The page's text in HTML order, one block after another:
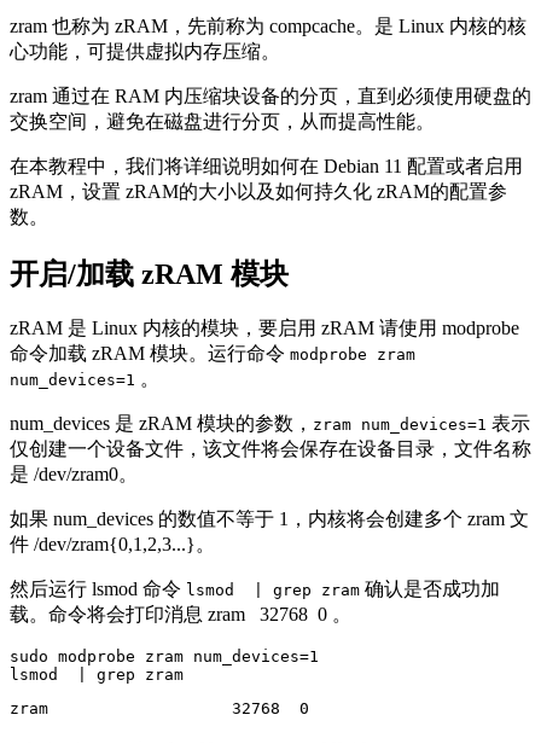
zram 也称为 zRAM，先前称为 compcache。是 Linux 内核的核
心功能，可提供虚拟内存压缩。
zram 通过在 RAM 内压缩块设备的分页，直到必须使用硬盘的
交换空间，避免在磁盘进行分页，从而提高性能。
在本教程中，我们将详细说明如何在 Debian 11 配置或者启用
zRAM，设置 zRAM的大小以及如何持久化 zRAM的配置参
数。
开启/加载 zRAM 模块
zRAM 是 Linux 内核的模块，要启用 zRAM 请使用 modprobe
命令加载 zRAM 模块。运行命令 modprobe zram
num_devices=1 。
num_devices 是 zRAM 模块的参数， zram num_devices=1 表示
仅创建一个设备文件，该文件将会保存在设备目录，文件名称
是 /dev/zram0。
如果 num_devices 的数值不等于 1，内核将会创建多个 zram 文
件 /dev/zram{0,1,2,3...}。
然后运行 lsmod 命令 lsmod | grep zram 确认是否成功加
载。命令将会打印消息 zram 32768 0 。
sudo modprobe zram num_devices=1
lsmod  | grep zram
zram                   32768  0